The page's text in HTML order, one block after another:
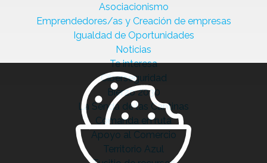
Asociacionismo
Emprendedores/as y Creación de empresas
Igualdad de Oportunidades
Noticias
Te interesa
Ciberseguridad
Bierzo 2030
La Senda de las Cantinas
Comanda en ruta
Apoyo al Comercio
Territorio Azul